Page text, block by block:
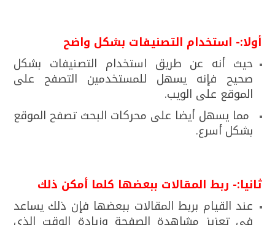
أولا:- استخدام التصنيفات بشكل واضح
حيث أنه عن طريق استخدام التصنيفات بشكل
صحيح فإنه يسهل للمستخدمين التصفح على
الموقع على الويب.
مما يسهل أيضا على محركات البحث تصفح الموقع
بشكل أسرع.
ثانيا:- ربط المقالات ببعضها كلما أمكن ذلك
عند القيام بربط المقالات ببعضها فإن ذلك يساعد